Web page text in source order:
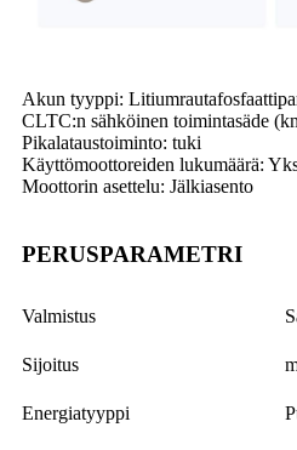
Akun tyyppi:
CLTC:n sähköinen toimintasäde
Pikalataustoiminto: tuki
Käyttömoottoreiden lukumäärä:
Moottorin asettelu: Jälkiasento
PERUSPARAMETRI
Valmistus
Sijoitus
Energiatyyppi